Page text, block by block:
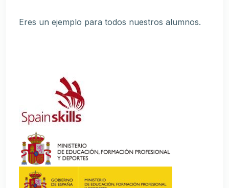
Eres un ejemplo para todos nuestros alumnos.